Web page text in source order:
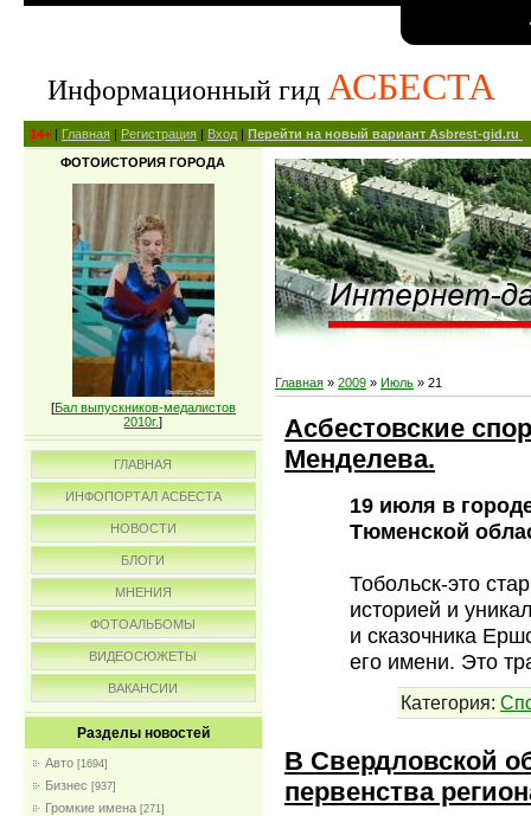
Информационный гид АСБЕСТА
14+ | Главная | Регистрация | Вход | Перейти на новый вариант Asbrest-gid.ru
ФОТОИСТОРИЯ ГОРОДА
[Бал выпускников-медалистов
2010г.]
ГЛАВНАЯ
ИНФОПОРТАЛ АСБЕСТА
НОВОСТИ
БЛОГИ
МНЕНИЯ
ФОТОАЛЬБОМЫ
ВИДЕОСЮЖЕТЫ
ВАКАНСИИ
Разделы новостей
Авто [1694]
Бизнес [937]
Громкие имена [271]
Главная » 2009 » Июль » 21
Асбестовские
Менделева.
19 июля в
Тюменской
Тобольск-это
историей и
и сказочника
его имени. Это
Категория:
В Свердловской
первенства